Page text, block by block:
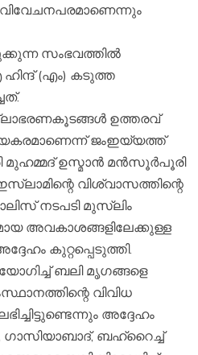
സംഭവത്തില്‍
(എം) കടുത്ത
ഉത്തരവ്
ജംഇയ്യത്ത്
മുഹമ്മദ് ഉസ്മാന്‍ മന്‍സൂര്‍പൂരി
വിശ്വാസത്തിന്റെ
നടപടി മുസ്‌ലിം
അവകാശങ്ങളിലേക്കുള്ള
കുറ്റപ്പെടുത്തി.
ബലി മൃഗങ്ങളെ
വിവിധ
അദ്ദേഹം
ഗാസിയാബാദ്, ബഹ്‌റൈച്ച്‌